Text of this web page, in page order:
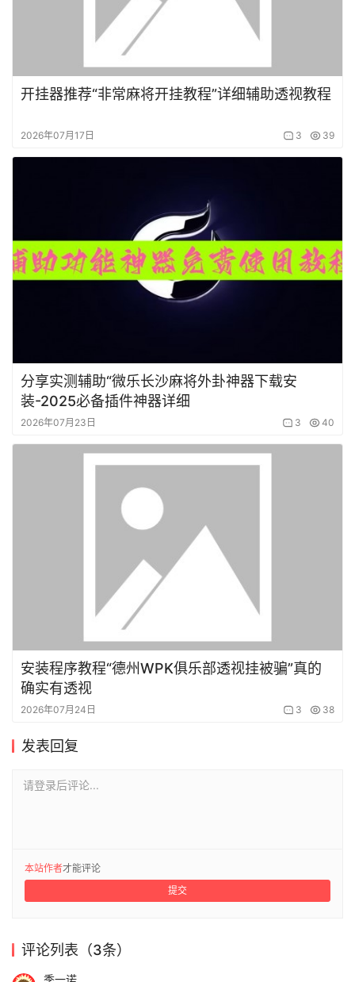
开挂器推荐“非常麻将开挂教程”详细辅助透视教程
2026年07月17日 3 39
分享实测辅助“微乐长沙麻将外卦神器下载安
装-2025必备插件神器详细
2026年07月23日 3 40
安装程序教程“德州WPK俱乐部透视挂被骗”真的
确实有透视
2026年07月24日 3 38
发表回复
请登录后评论...
本站作者才能评论
提交
评论列表（3条）